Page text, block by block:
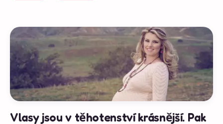
Vlasy jsou v těhotenství krásnější. Pak